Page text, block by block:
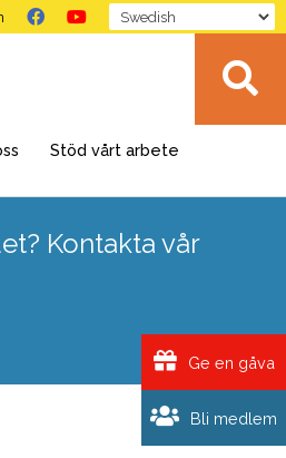
Stöd vårt arbete
Kontakta vår
Bli medlem
Ge en gåva